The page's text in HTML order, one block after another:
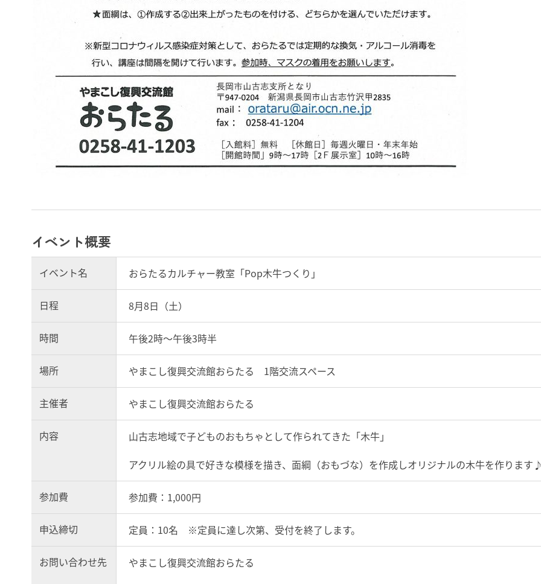
イベント概要
イベント名 おらたるカルチャー教室「Pop木牛つくり」
日程 8月8日（土）
時間 午後2時～午後3時半
場所 やまこし復興交流館おらたる 1階交流スペース
主催者 やまこし復興交流館おらたる
内容
山古志地域で子どものおもちゃとして作られてきた「木牛」
アクリル絵の具で好きな模様を描き、面綱（おもづな）を作成しオリジナルの木牛を作ります
参加費 参加費：1,000円
申込締切 定員：10名 ※定員に達し次第、受付を終了します。
お問い合わせ先
やまこし復興交流館おらたる